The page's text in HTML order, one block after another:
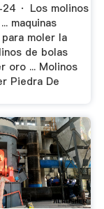
· Los molinos
maquinas
moler la
de bolas
oro ... Molinos
Piedra De